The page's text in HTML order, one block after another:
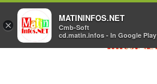
×
MATININFOS.NET
Cmb-Soft
cd.matin.infos - In Google Play